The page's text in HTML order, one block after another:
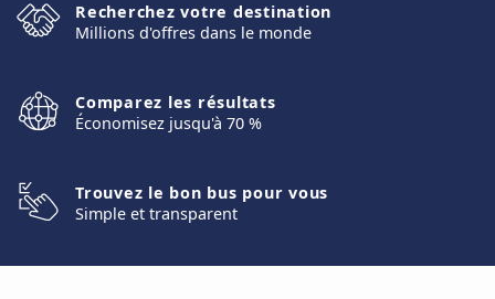
Recherchez votre destination
Millions d'offres dans le monde
Comparez les résultats
Économisez jusqu'à 70 %
Trouvez le bon bus pour vous
Simple et transparent